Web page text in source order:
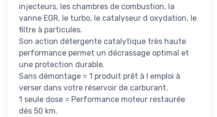
injecteurs, les chambres de combustion, la
vanne EGR, le turbo, le catalyseur d oxydation, le
filtre à particules.
Son action détergente catalytique très haute
performance permet un décrassage optimal et
une protection durable.
Sans démontage = 1 produit prêt à l emploi à
verser dans votre réservoir de carburant.
1 seule dose = Performance moteur restaurée
dès 50 km.